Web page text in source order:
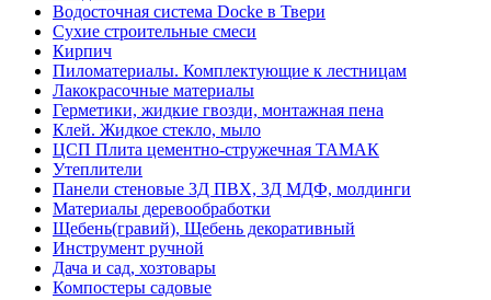
Водосточная система Docke в Твери
Сухие строительные смеси
Кирпич
Пиломатериалы. Комплектующие к лестницам
Лакокрасочные материалы
Герметики, жидкие гвозди, монтажная пена
Клей. Жидкое стекло, мыло
ЦСП Плита цементно-стружечная ТАМАК
Утеплители
Панели стеновые 3Д ПВХ, 3Д МДФ, молдинги
Материалы деревообработки
Щебень(гравий), Щебень декоративный
Инструмент ручной
Дача и сад, хозтовары
Компостеры садовые